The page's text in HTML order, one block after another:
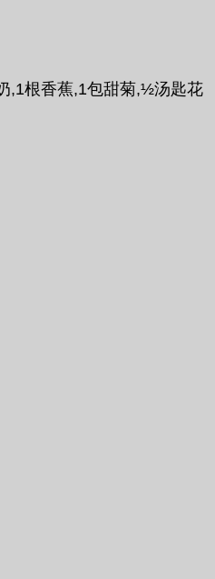
,1根香蕉,1包甜菊,½汤匙花